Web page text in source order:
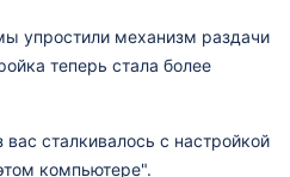
упростили механизм раздачи
теперь стала более
сталкивалось с настройкой
компьютере".